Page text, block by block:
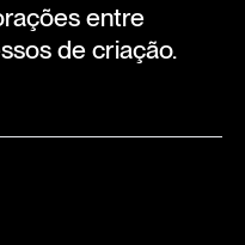
entre
de criação.